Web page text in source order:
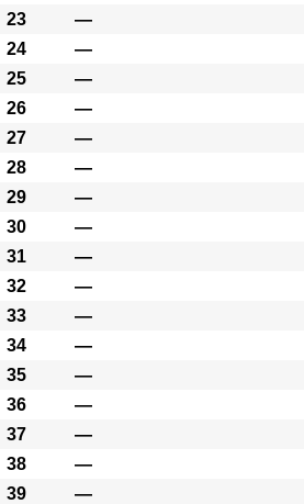
23
―
24
―
25
―
26
―
27
―
28
―
29
―
30
―
31
―
32
―
33
―
34
―
35
―
36
―
37
―
38
―
39
―